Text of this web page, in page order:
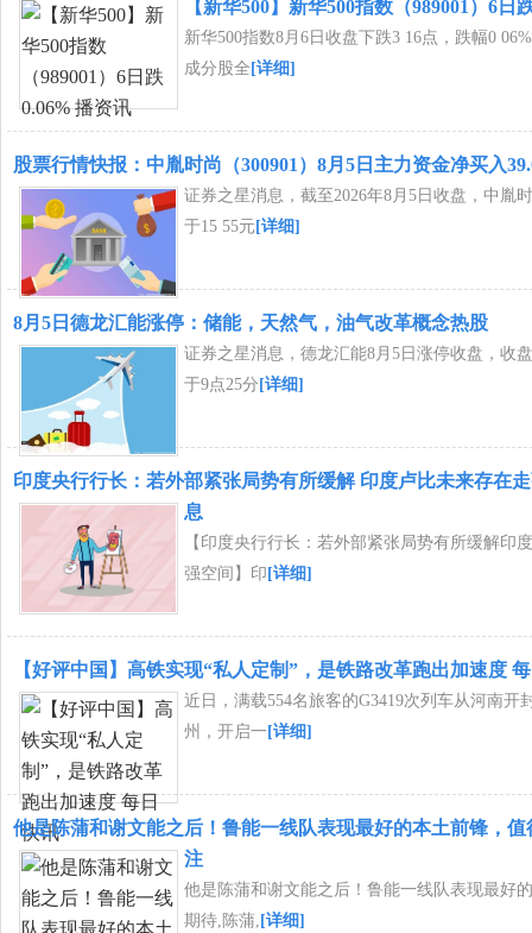
【新华500】新华500指数（989001）6日
新华500指数8月6日收盘下跌3 16点，跌幅0
成分股全 [详细]
股票行情快报：中胤时尚（300901）8月5日主力资金净买入
证券之星消息，截至2026年8月5日收盘，中胤
于15 55元 [详细]
8月5日德龙汇能涨停：储能，天然气，油气改革概念热股
证券之星消息，德龙汇能8月5日涨停收盘，收
于9点25分 [详细]
印度央行行长：若外部紧张局势有所缓解 印度卢比未来存在
息
【印度央行行长：若外部紧张局势有所缓解印
强空间】印 [详细]
【好评中国】高铁实现“私人定制”，是铁路改革跑出加速度
近日，满载554名旅客的G3419次列车从河南开
州，开启一 [详细]
他是陈蒲和谢文能之后！鲁能一线队表现最好的本土前锋，值
注
他是陈蒲和谢文能之后！鲁能一线队表现最好
期待,陈蒲, [详细]